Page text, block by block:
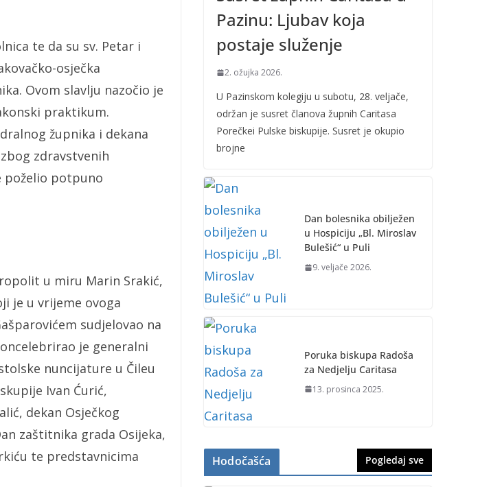
te da su sv. Petar i
osječka
Ovom slavlju nazočio je
praktikum.
župnika i dekana
zdravstvenih
poželio potpuno
u miru Marin Srakić,
je u vrijeme ovoga
sudjelovao na
je generalni
nuncijature u Čileu
Ivan Ćurić,
dekan Osječkog
zaštitnika grada Osijeka,
te predstavnicima
Pazinu: Ljubav koja
postaje služenje
2. ožujka 2026.
U Pazinskom kolegiju u subotu, 28. veljače,
održan je susret članova župnih Caritasa
Porečkei Pulske biskupije. Susret je okupio
brojne
Dan bolesnika obilježen
u Hospiciju „Bl. Miroslav
Bulešić“ u Puli
9. veljače 2026.
Poruka biskupa Radoša
za Nedjelju Caritasa
13. prosinca 2025.
Hodočašća Pogledaj sve